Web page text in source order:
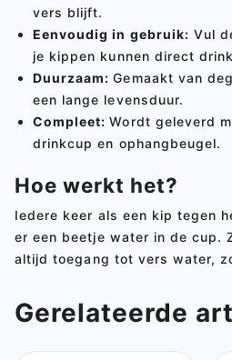
vers blijft.
Eenvoudig in gebruik: Vul
je kippen kunnen direct
Duurzaam:Gemaakt van
een lange levensduur.
Compleet:Wordt geleverd
drinkcup en ophangbeugel.
Hoe werkt het?
Iedere keer als een kip tegen
er een beetje water in de cup.
altijd toegang tot vers water,
Gerelateerde